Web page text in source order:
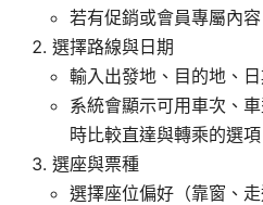
若有促銷或會員專屬內
選擇路線與日期
輸入出發地、目的地、日
系統會顯示可用車次、
時比較直達與轉乘的選項
選座與票種
選擇座位偏好（靠窗、